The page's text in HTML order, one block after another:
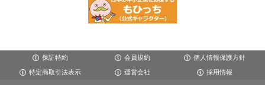
保証特約 会員規約 個人情報保護方針
特定商取引法表示 運営会社 採用情報